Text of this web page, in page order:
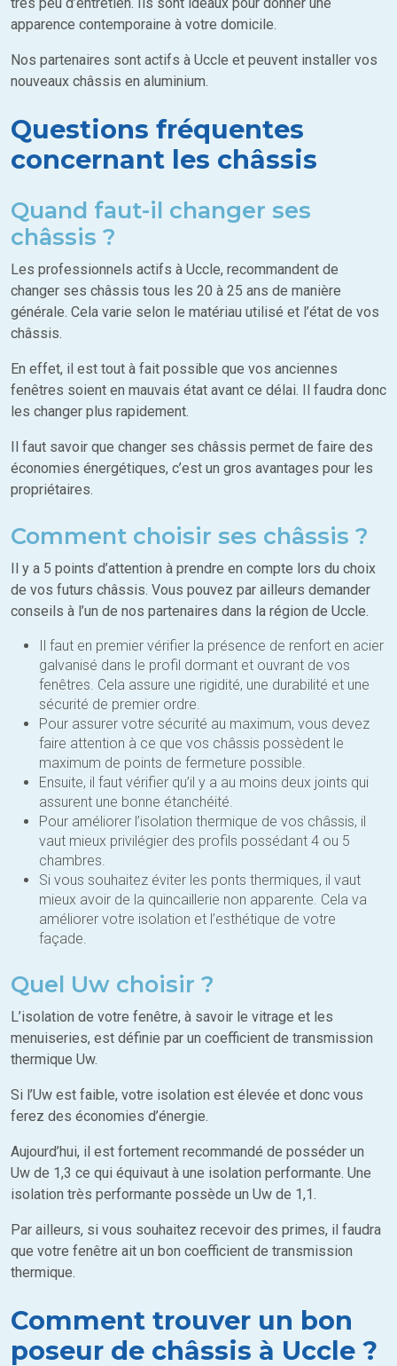
très peu d’entretien. Ils sont idéaux pour donner une
apparence contemporaine à votre domicile.
Nos partenaires sont actifs à Uccle et peuvent installer vos
nouveaux châssis en aluminium.
Questions fréquentes
concernant les châssis
Quand faut-il changer ses
châssis ?
Les professionnels actifs à Uccle, recommandent de
changer ses châssis tous les 20 à 25 ans de manière
générale. Cela varie selon le matériau utilisé et l’état de vos
châssis.
En effet, il est tout à fait possible que vos anciennes
fenêtres soient en mauvais état avant ce délai. Il faudra donc
les changer plus rapidement.
Il faut savoir que changer ses châssis permet de faire des
économies énergétiques, c’est un gros avantages pour les
propriétaires.
Comment choisir ses châssis ?
Il y a 5 points d’attention à prendre en compte lors du choix
de vos futurs châssis. Vous pouvez par ailleurs demander
conseils à l’un de nos partenaires dans la région de Uccle.
Il faut en premier vérifier la présence de renfort en acier
galvanisé dans le profil dormant et ouvrant de vos
fenêtres. Cela assure une rigidité, une durabilité et une
sécurité de premier ordre.
Pour assurer votre sécurité au maximum, vous devez
faire attention à ce que vos châssis possèdent le
maximum de points de fermeture possible.
Ensuite, il faut vérifier qu’il y a au moins deux joints qui
assurent une bonne étanchéité.
Pour améliorer l’isolation thermique de vos châssis, il
vaut mieux privilégier des profils possédant 4 ou 5
chambres.
Si vous souhaitez éviter les ponts thermiques, il vaut
mieux avoir de la quincaillerie non apparente. Cela va
améliorer votre isolation et l’esthétique de votre
façade.
Quel Uw choisir ?
L’isolation de votre fenêtre, à savoir le vitrage et les
menuiseries, est définie par un coefficient de transmission
thermique Uw.
Si l’Uw est faible, votre isolation est élevée et donc vous
ferez des économies d’énergie.
Aujourd’hui, il est fortement recommandé de posséder un
Uw de 1,3 ce qui équivaut à une isolation performante. Une
isolation très performante possède un Uw de 1,1.
Par ailleurs, si vous souhaitez recevoir des primes, il faudra
que votre fenêtre ait un bon coefficient de transmission
thermique.
Comment trouver un bon
poseur de châssis à Uccle ?